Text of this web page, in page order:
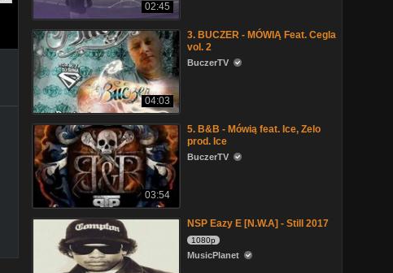
02:45
04:03
3. BUCZER - MÓWIĄ Feat. Cegla
vol. 2
BuczerTV
03:54
5. B&B - Mówią feat. Ice, Zelo
prod. Ice
BuczerTV
NSP Eazy E [N.W.A] - Still 2017
1080p
MusicPlanet